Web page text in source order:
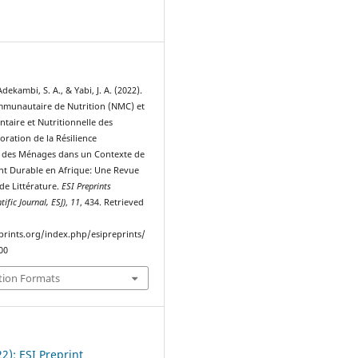
S. A., & Yabi, J. A. (2022).
de Nutrition (NMC) et
et Nutritionnelle des
de la Résilience
Ménages dans un Contexte de
Durable en Afrique: Une Revue
Littérature.ESI Preprints
Journal, ESJ), 11, 434. Retrieved
index.php/esipreprints/
Formats
ESI Preprint